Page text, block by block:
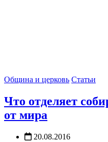
Община и церковь Статьи
Что отделяет
от мира
20.08.2016